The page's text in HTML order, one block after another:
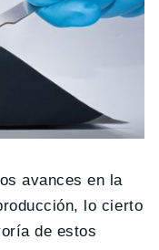
avances en la
lo cierto
de estos